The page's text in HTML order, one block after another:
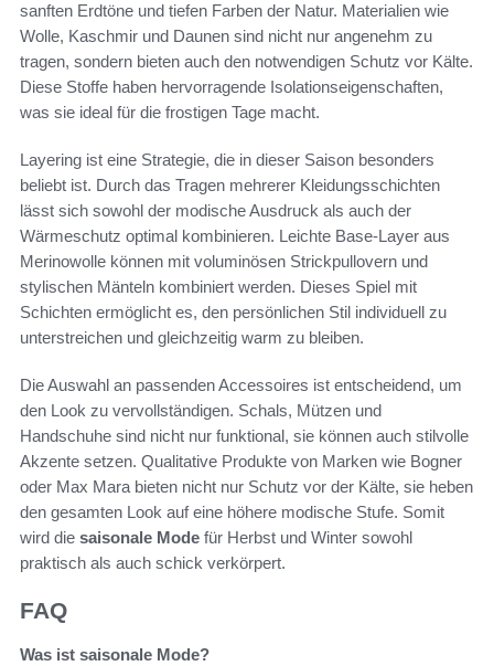
sanften Erdtöne und tiefen Farben der Natur. Materialien wie
Wolle, Kaschmir und Daunen sind nicht nur angenehm zu
tragen, sondern bieten auch den notwendigen Schutz vor Kälte.
Diese Stoffe haben hervorragende Isolationseigenschaften,
was sie ideal für die frostigen Tage macht.
Layering ist eine Strategie, die in dieser Saison besonders
beliebt ist. Durch das Tragen mehrerer Kleidungsschichten
lässt sich sowohl der modische Ausdruck als auch der
Wärmeschutz optimal kombinieren. Leichte Base-Layer aus
Merinowolle können mit voluminösen Strickpullovern und
stylischen Mänteln kombiniert werden. Dieses Spiel mit
Schichten ermöglicht es, den persönlichen Stil individuell zu
unterstreichen und gleichzeitig warm zu bleiben.
Die Auswahl an passenden Accessoires ist entscheidend, um
den Look zu vervollständigen. Schals, Mützen und
Handschuhe sind nicht nur funktional, sie können auch stilvolle
Akzente setzen. Qualitative Produkte von Marken wie Bogner
oder Max Mara bieten nicht nur Schutz vor der Kälte, sie heben
den gesamten Look auf eine höhere modische Stufe. Somit
wird die saisonale Mode für Herbst und Winter sowohl
praktisch als auch schick verkörpert.
FAQ
Was ist saisonale Mode?